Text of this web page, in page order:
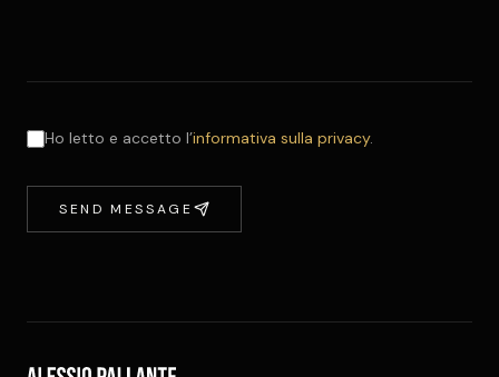
Ho letto e accetto l’informativa sulla privacy.
SEND MESSAGE